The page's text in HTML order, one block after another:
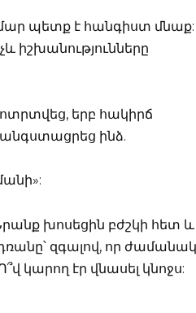
պետք է հանգիստ մնաք:
իշխանությունները
երբ հակիրճ
ինձ.
խոսեցին բժշկի հետ և
զգալով, որ
կարող էր վնասել կնոջս: